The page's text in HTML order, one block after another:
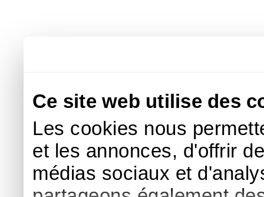
Ce site web utilise des
Les cookies nous
et les annonces, d'offrir
médias sociaux et